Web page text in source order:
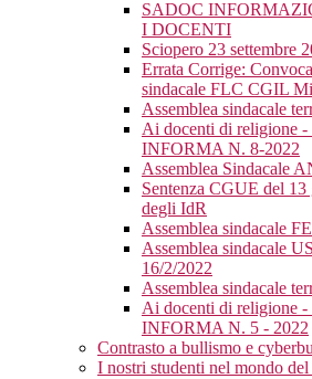
SADOC
I DOCENTI
Sciopero 23 settembre
Errata Corrige:
sindacale FLC CGIL
Assemblea sindacale
Ai docenti di religione
INFORMA N. 8-2022
Assemblea Sindacale
Sentenza CGUE del
degli IdR
Assemblea sindacale
Assemblea sindacale
16/2/2022
Assemblea sindacale
Ai docenti di religione
INFORMA N. 5 - 2022
Contrasto a bullismo e
I nostri studenti nel mondo